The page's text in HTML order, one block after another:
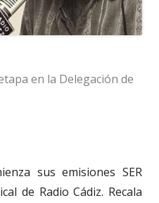
en la Delegación de
sus emisiones SER
de Radio Cádiz. Recala